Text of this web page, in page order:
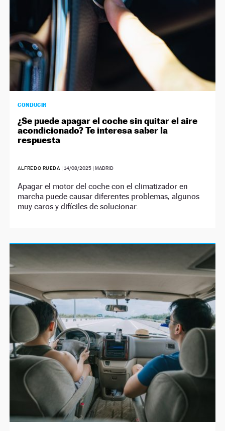
CONDUCIR
¿Se puede apagar el coche sin quitar el aire
acondicionado? Te interesa saber la
respuesta
ALFREDO RUEDA | 14/08/2025| MADRID
Apagar el motor del coche con el climatizador en
marcha puede causar diferentes problemas, algunos
muy caros y difíciles de solucionar.